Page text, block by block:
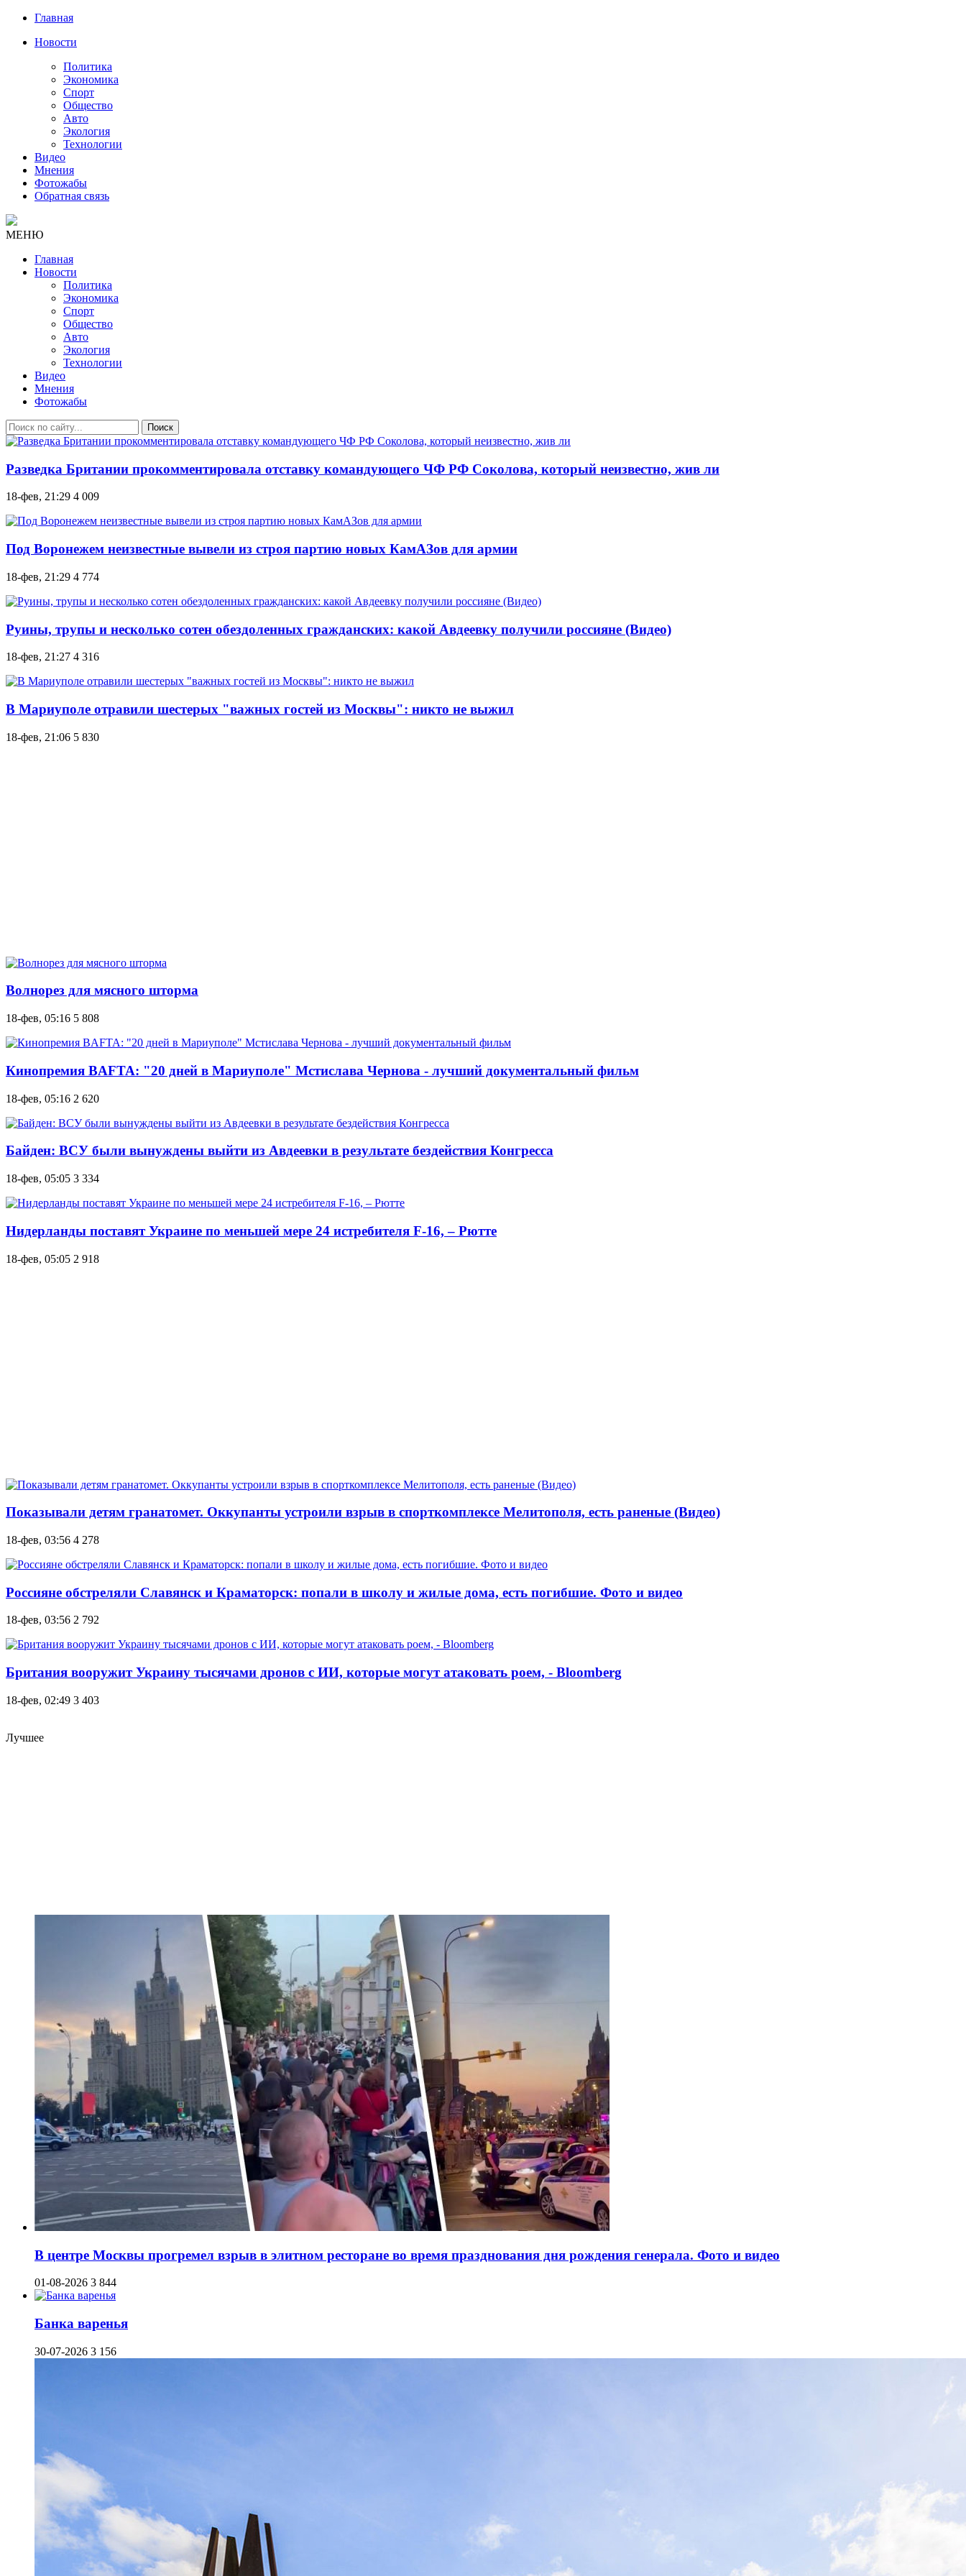
Главная
Новости
Политика
Экономика
Спорт
Общество
Авто
Экология
Технологии
Видео
Мнения
Фотожабы
Обратная связь
МЕНЮ
Главная
Новости
Политика
Экономика
Спорт
Общество
Авто
Экология
Технологии
Видео
Мнения
Фотожабы
Поиск
Разведка Британии прокомментировала отставку командующего ЧФ РФ Соколова, который неизвестно, жив ли
18-фев, 21:29 4 009
Под Воронежем неизвестные вывели из строя партию новых КамАЗов для армии
18-фев, 21:29 4 774
Руины, трупы и несколько сотен обездоленных гражданских: какой Авдеевку получили россияне (Видео)
18-фев, 21:27 4 316
В Мариуполе отравили шестерых "важных гостей из Москвы": никто не выжил
18-фев, 21:06 5 830
Волнорез для мясного шторма
18-фев, 05:16 5 808
Кинопремия BAFTA: "20 дней в Мариуполе" Мстислава Чернова - лучший документальный фильм
18-фев, 05:16 2 620
Байден: ВСУ были вынуждены выйти из Авдеевки в результате бездействия Конгресса
18-фев, 05:05 3 334
Нидерланды поставят Украине по меньшей мере 24 истребителя F-16, – Рютте
18-фев, 05:05 2 918
Показывали детям гранатомет. Оккупанты устроили взрыв в спорткомплексе Мелитополя, есть раненые (Видео)
18-фев, 03:56 4 278
Россияне обстреляли Славянск и Краматорск: попали в школу и жилые дома, есть погибшие. Фото и видео
18-фев, 03:56 2 792
Британия вооружит Украину тысячами дронов с ИИ, которые могут атаковать роем, - Bloomberg
18-фев, 02:49 3 403
Лучшее
В центре Москвы прогремел взрыв в элитном ресторане во время празднования дня рождения генерала. Фото и видео
01-08-2026 3 844
Банка варенья
30-07-2026 3 156